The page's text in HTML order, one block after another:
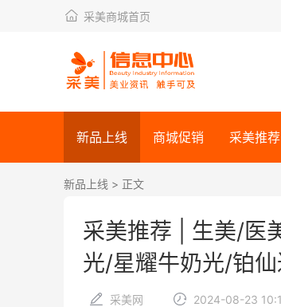
采美商城首页
新品上线 商城促销 采美推荐
新品上线 > 正文
采美推荐 | 生美/医
光/星耀牛奶光/铂
采美网 2024-08-23